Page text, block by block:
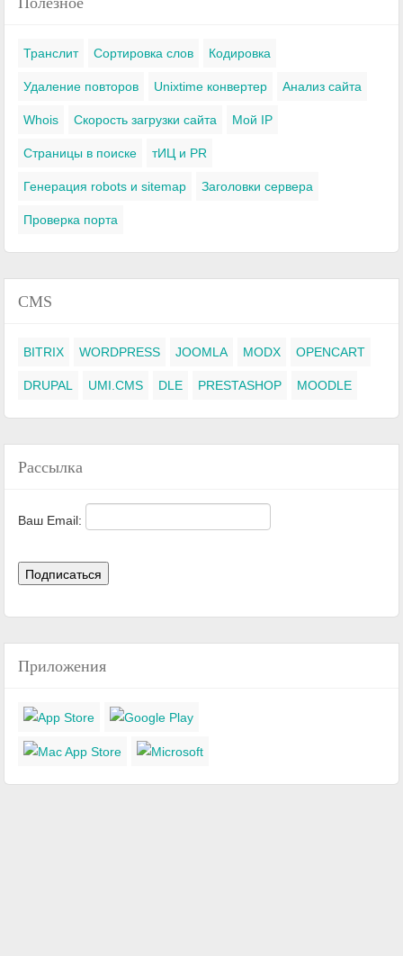
Транслит Сортировка слов Кодировка
Удаление повторов Unixtime конвертер Анализ сайта
Whois Скорость загрузки сайта Мой IP
Страницы в поиске тИЦ и PR
Генерация robots и sitemap Заголовки сервера
Проверка порта
CMS
BITRIX WORDPRESS JOOMLA MODX OPENCART
DRUPAL UMI.CMS DLE PRESTASHOP MOODLE
Рассылка
Ваш Email:
Приложения